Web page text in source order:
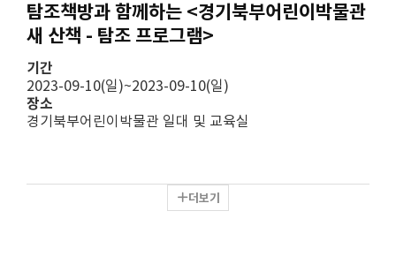
탐조책방과 함께하는 <경기북부어린이박물관
새 산책 - 탐조 프로그램>
기간
2023-09-10(일)~2023-09-10(일)
장소
경기북부어린이박물관 일대 및 교육실
더보기